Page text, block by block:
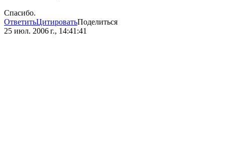
Спасибо.
ОтветитьЦитироватьПоделиться
25 июл. 2006 г., 14:41:41